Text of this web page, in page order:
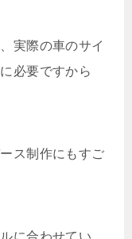
実際の車のサイ
必要ですから
ス制作にもすご
に合わせてい